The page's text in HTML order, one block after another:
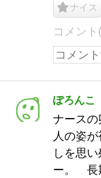
ナイス
コメント
ぽろんこ
ナースの
人の姿
しを思
ー。 長